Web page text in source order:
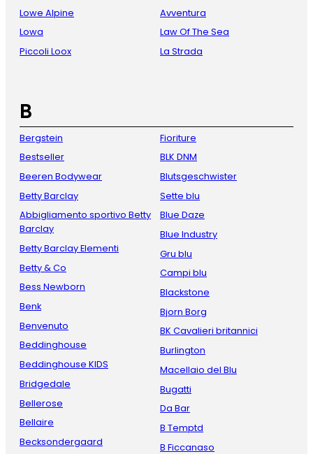
Lowe Alpine
Lowa
Piccoli Loox
Avventura
Law Of The Sea
La Strada
B
Bergstein
Bestseller
Beeren Bodywear
Betty Barclay
Abbigliamento sportivo Betty
Barclay
Betty Barclay Elementi
Betty & Co
Bess Newborn
Benk
Benvenuto
Beddinghouse
Beddinghouse KIDS
Bridgedale
Bellerose
Bellaire
Becksondergaard
Fioriture
BLK DNM
Blutsgeschwister
Sette blu
Blue Daze
Blue Industry
Gru blu
Campi blu
Blackstone
Bjorn Borg
BK Cavalieri britannici
Burlington
Macellaio del Blu
Bugatti
Da Bar
B Temptd
B Ficcanaso